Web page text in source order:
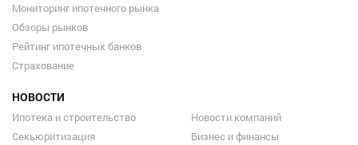
Мониторинг ипотечного рынка
Обзоры рынков
Рейтинг ипотечных банков
Страхование
НОВОСТИ
Ипотека и строительство
Секьюритизация
Новости компаний
Бизнес и финансы